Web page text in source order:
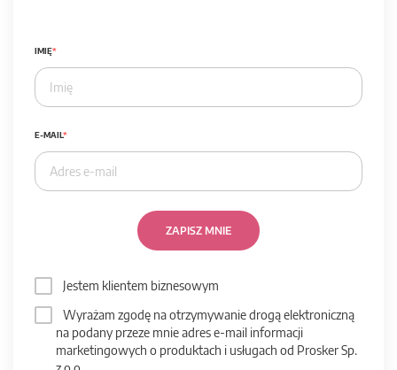
IMIĘ
E-MAIL
ZAPISZ MNIE
Jestem klientem biznesowym
Wyrażam zgodę na otrzymywanie drogą elektroniczną
na podany przeze mnie adres e-mail informacji
marketingowych o produktach i usługach od Prosker Sp.